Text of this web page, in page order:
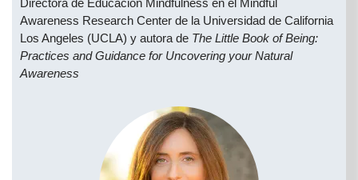
Directora de Educación Mindfulness en el Mindful
Awareness Research Center de la Universidad de California
Los Angeles (UCLA) y autora de The Little Book of Being:
Practices and Guidance for Uncovering your Natural
Awareness